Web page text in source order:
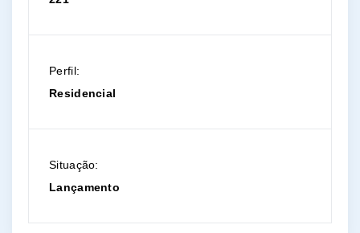
Perfil:
Residencial
Situação:
Lançamento